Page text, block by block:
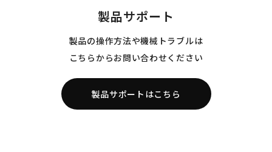
製品サポート
製品の操作方法や機械トラブルは
こちらからお問い合わせください
製品サポートはこちら